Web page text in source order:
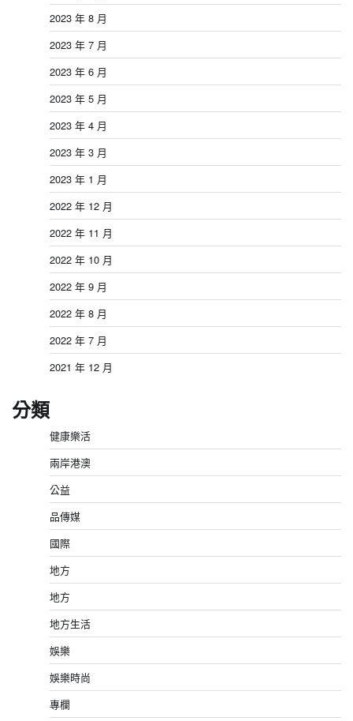
2023 年 8 月
2023 年 7 月
2023 年 6 月
2023 年 5 月
2023 年 4 月
2023 年 3 月
2023 年 1 月
2022 年 12 月
2022 年 11 月
2022 年 10 月
2022 年 9 月
2022 年 8 月
2022 年 7 月
2021 年 12 月
分類
健康樂活
兩岸港澳
公益
品傳媒
國際
地方
地方
地方生活
娛樂
娛樂時尚
專欄